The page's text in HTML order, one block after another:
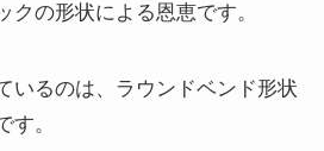
クの形状による恩恵です。
いるのは、ラウンドベンド形状
す。